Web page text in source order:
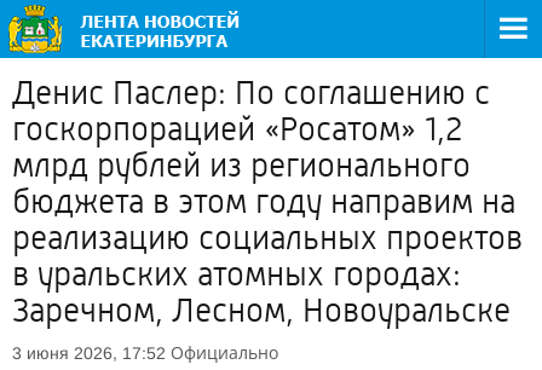
Денис Паслер: По соглашению с
госкорпорацией «Росатом» 1,2
млрд рублей из регионального
бюджета в этом году направим на
реализацию социальных проектов
в уральских атомных городах:
Заречном, Лесном, Новоуральске
3 июня 2026, 17:52 Официально